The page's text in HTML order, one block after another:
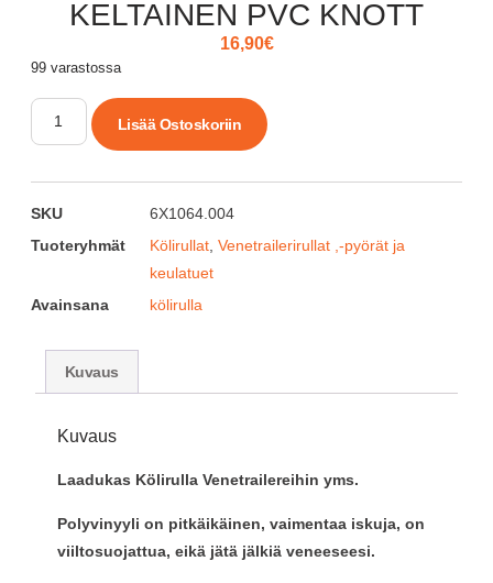
KELTAINEN PVC KNOTT
16,90€
99 varastossa
Lisää Ostoskoriin
SKU
6X1064.004
Tuoteryhmät
Kölirullat Venetrailerirullat ,-pyörät ja
keulatuet
Avainsana
kölirulla
Kuvaus
Kuvaus
Laadukas Kölirulla Venetrailereihin yms.
Polyvinyyli on pitkäikäinen, vaimentaa iskuja, on
viiltosuojattua, eikä jätä jälkiä veneeseesi.